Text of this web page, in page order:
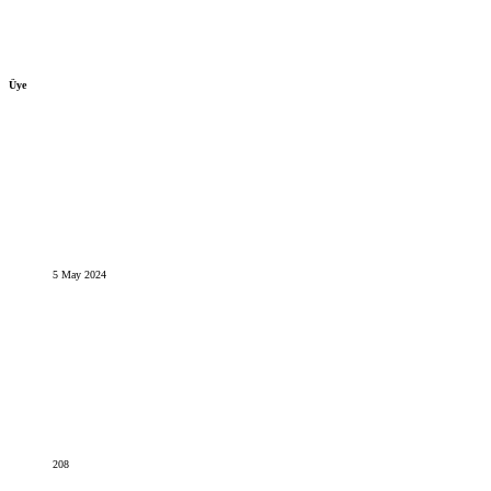
Üye
5 May 2024
208